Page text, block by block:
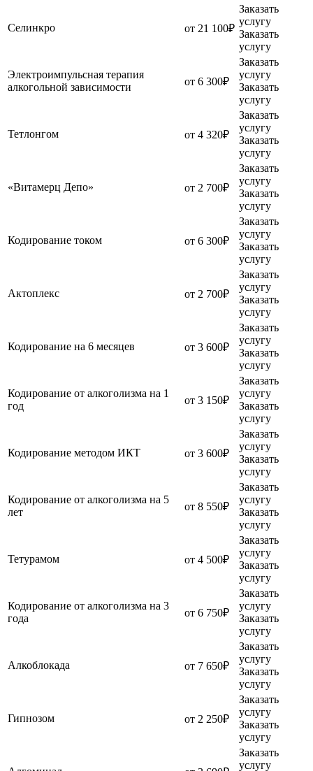
Селинкро от 21 100₽
Заказать
услугу
Заказать
услугу
Электроимпульсная терапия
алкогольной зависимости
от 6 300₽
Заказать
услугу
Заказать
услугу
Тетлонгом от 4 320₽
Заказать
услугу
Заказать
услугу
«Витамерц Депо» от 2 700₽
Заказать
услугу
Заказать
услугу
Кодирование током от 6 300₽
Заказать
услугу
Заказать
услугу
Актоплекс от 2 700₽
Заказать
услугу
Заказать
услугу
Кодирование на 6 месяцев от 3 600₽
Заказать
услугу
Заказать
услугу
Кодирование от алкоголизма на 1
год
от 3 150₽
Заказать
услугу
Заказать
услугу
Кодирование методом ИКТ от 3 600₽
Заказать
услугу
Заказать
услугу
Кодирование от алкоголизма на 5
лет
от 8 550₽
Заказать
услугу
Заказать
услугу
Тетурамом от 4 500₽
Заказать
услугу
Заказать
услугу
Кодирование от алкоголизма на 3
года
от 6 750₽
Заказать
услугу
Заказать
услугу
Алкоблокада от 7 650₽
Заказать
услугу
Заказать
услугу
Гипнозом от 2 250₽
Заказать
услугу
Заказать
услугу
Заказать
услугу